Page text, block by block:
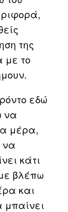
της
με το
εδώ
να
μέρα,
να
κάτι
βλέπω
και
μπαίνει